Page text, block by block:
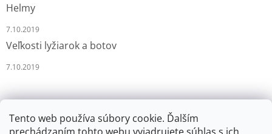
Tento web používa súbory cookie. Ďalším
Helmy
7.10.2019
Veľkosti lyžiarok a botov
7.10.2019